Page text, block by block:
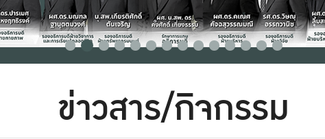
ข่าวสาร/กิจกรรม